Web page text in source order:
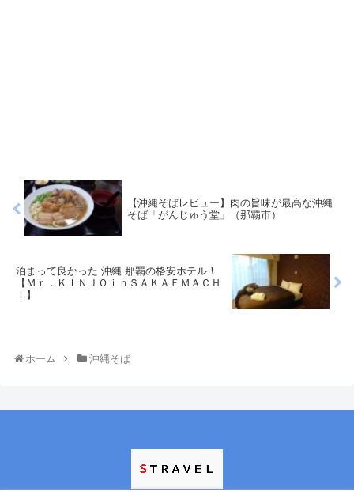
【沖縄そばレビュー】肉の旨味が最高な沖縄
そば「がんじゅう堂」（那覇市）
泊まって良かった 沖縄 那覇の格安ホテル！
【Ｍｒ．ＫＩＮＪＯｉｎＳＡＫＡＥＭＡＣＨ
Ｉ】
ホーム 沖縄そば